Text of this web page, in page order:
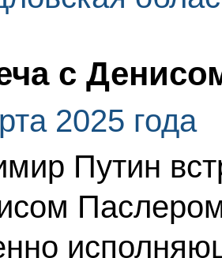
с
2025 года
Путин